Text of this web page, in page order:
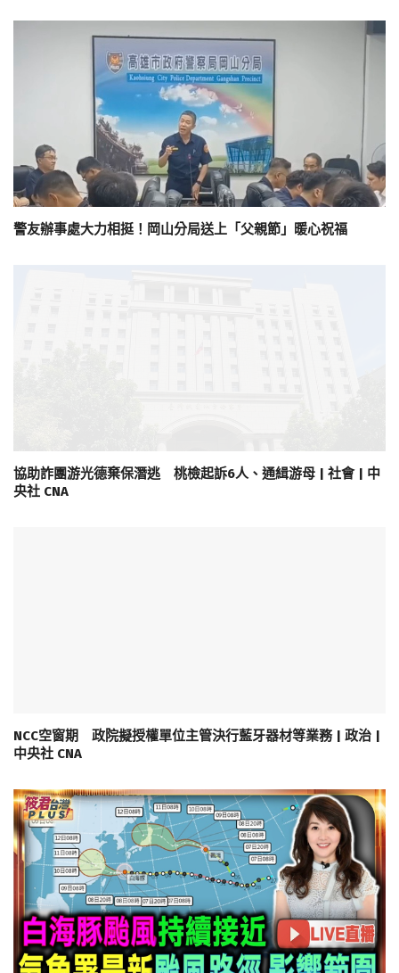
警友辦事處大力相挺！岡山分局送上「父親節」暖心祝福
協助詐團游光德棄保潛逃 桃檢起訴6人、通緝游母 | 社會 | 中
央社 CNA
NCC空窗期 政院擬授權單位主管決行藍牙器材等業務 | 政治 |
中央社 CNA